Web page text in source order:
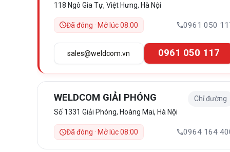
118 Ngô Gia Tự, Việt Hưng, Hà Nội
Đã đóng · Mở lúc 08:00 0961 050
sales@weldcom.vn 0961 050 117
WELDCOM GIẢI PHÓNG
Chỉ đường
Số 1331 Giải Phóng, Hoàng Mai, Hà Nội
Đã đóng · Mở lúc 08:00 0964 164